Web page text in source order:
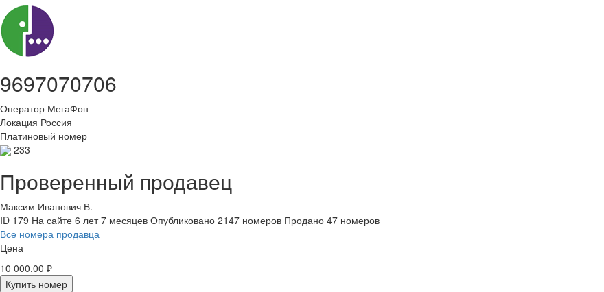
9697070706
Оператор МегаФон
Локация Россия
Платиновый номер
233
Проверенный продавец
Максим Иванович В.
ID 179 На сайте 6 лет 7 месяцев Опубликовано 2147 номеров Продано 47 номеров
Все номера продавца
Цена
10 000,00 ₽
Купить номер